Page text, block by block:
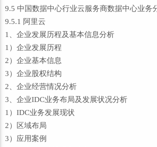
9.5 中国数据中心行业云服务商数据中心业务
9.5.1 阿里云
1、企业发展历程及基本信息分析
1）企业发展历程
2）企业基本信息
3）企业股权结构
2、企业经营情况分析
3、企业IDC业务布局及发展状况分析
1）IDC业务发展现状
2）区域布局
3）应用案例